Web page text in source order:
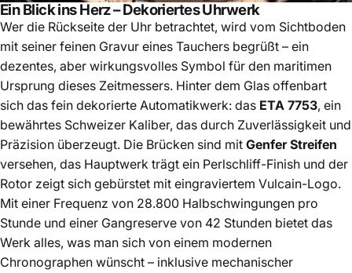
Ein Blick ins Herz – Dekoriertes Uhrwerk
Wer die Rückseite der Uhr betrachtet, wird vom Sichtboden
mit seiner feinen Gravur eines Tauchers begrüßt – ein
dezentes, aber wirkungsvolles Symbol für den maritimen
Ursprung dieses Zeitmessers. Hinter dem Glas offenbart
sich das fein dekorierte Automatikwerk: das ETA 7753, ein
bewährtes Schweizer Kaliber, das durch Zuverlässigkeit und
Präzision überzeugt. Die Brücken sind mit Genfer Streifen
versehen, das Hauptwerk trägt ein Perlschliff-Finish und der
Rotor zeigt sich gebürstet mit eingraviertem Vulcain-Logo.
Mit einer Frequenz von 28.800 Halbschwingungen pro
Stunde und einer Gangreserve von 42 Stunden bietet das
Werk alles, was man sich von einem modernen
Chronographen wünscht – inklusive mechanischer